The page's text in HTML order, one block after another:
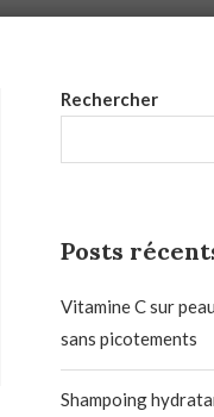
Rechercher
Posts
Vitamine C sur
sans picotements
Shampoing